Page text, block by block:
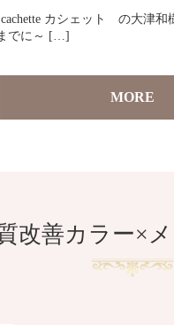
カシェット の大津
でに～ […]
MORE
改善カラー×